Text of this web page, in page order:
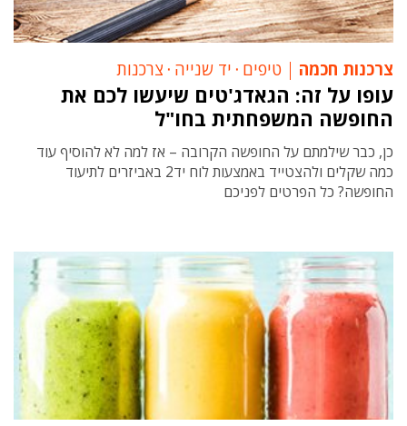
צרכנות חכמה טיפים ‧ יד שנייה ‧ צרכנות
עופו על זה: הגאדג'טים שיעשו לכם את
החופשה המשפחתית בחו"ל
כן, כבר שילמתם על החופשה הקרובה – אז למה לא להוסיף עוד
כמה שקלים ולהצטייד באמצעות לוח יד2 באביזרים לתיעוד
החופשה? כל הפרטים לפניכם